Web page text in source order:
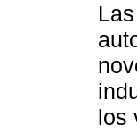
los